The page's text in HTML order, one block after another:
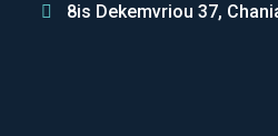
8is Dekemvriou 37,